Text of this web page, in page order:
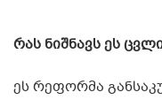
რას ნიშნავს ეს
ეს რეფორმა